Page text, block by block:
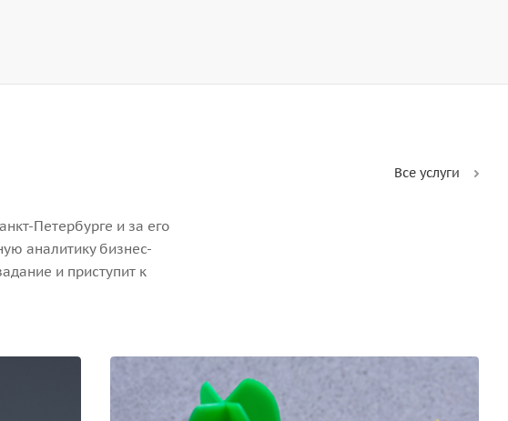
Все услуги
Петербурге и за его
аналитику бизнес-
и приступит к